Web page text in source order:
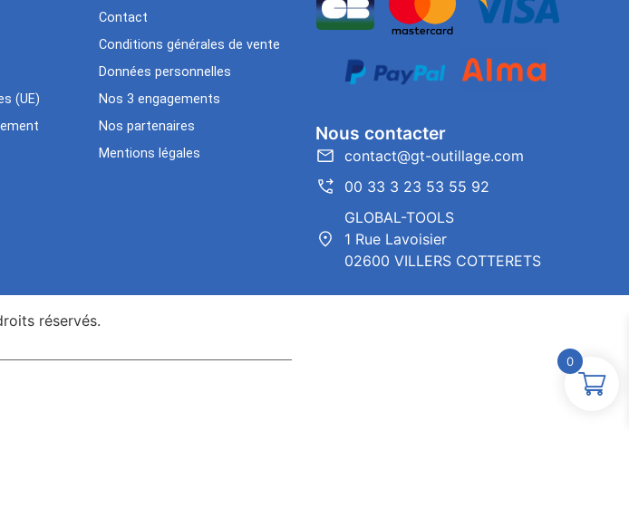
(UE)
Contact
Conditions générales de vente
Données personnelles
Nos 3 engagements
Nos partenaires
Mentions légales
Nous contacter
contact@gt-outillage.com
00 33 3 23 53 55 92
GLOBAL-TOOLS
1 Rue Lavoisier
02600 VILLERS COTTERETS
réservés.
0